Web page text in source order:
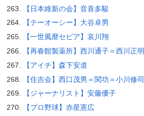
【日本維新の会】音喜多駿
【テーオーシー】大谷卓男
【一世風靡セピア】哀川翔
【再春館製薬所】西川通子＝西川正明
【アイチ】森下安道
【住吉会】西口茂男＝関功＝小川修司
【ジャーナリスト】安藤優子
【プロ野球】赤星憲広